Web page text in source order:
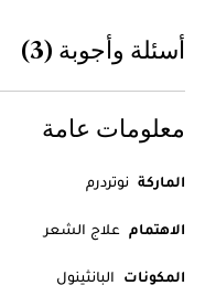
أسئلة وأجوبة (3)
معلومات عامة
الماركة نوتردرم
الاهتمام علاج الشعر
المكونات البانثينول